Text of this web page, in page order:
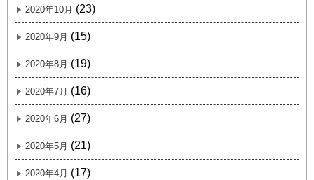
2020年10月 (23)
2020年9月 (15)
2020年8月 (19)
2020年7月 (16)
2020年6月 (27)
2020年5月 (21)
2020年4月 (17)